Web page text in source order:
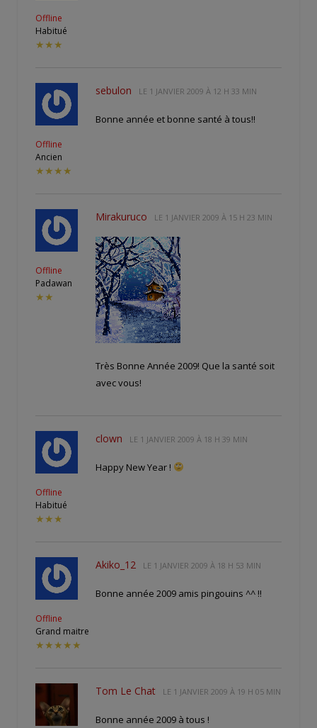
Offline
Habitué
★★★
Offline
Ancien
★★★★
sebulon LE 1 JANVIER 2009 À 12 H 33 MIN
Bonne année et bonne santé à tous!!
Offline
Padawan
★★
Mirakuruco LE 1 JANVIER 2009 À 15 H 23 MIN
Très Bonne Année 2009! Que la santé soit
avec vous!
Offline
Habitué
★★★
clown LE 1 JANVIER 2009 À 18 H 39 MIN
Happy New Year !
Offline
Grand maitre
★★★★★
Akiko_12 LE 1 JANVIER 2009 À 18 H 53 MIN
Bonne année 2009 amis pingouins ^^ !!
Tom Le Chat LE 1 JANVIER 2009 À 19 H 05 MIN
Bonne année 2009 à tous !